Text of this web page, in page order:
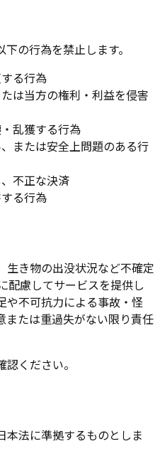
の行為を禁止します。
る行為
は当方の権利・利益を侵害
乱獲する行為
または安全上問題のある行
不正な決済
る行為
生き物の出没状況など不確定
配慮してサービスを提供し
や不可抗力による事故・怪
または重過失がない限り責任
ください。
本法に準拠するものとしま